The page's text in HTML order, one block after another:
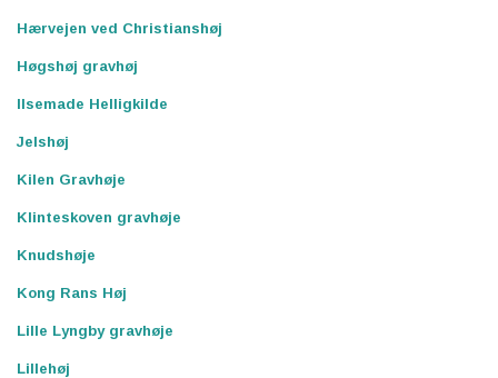
Hærvejen ved Christianshøj
Høgshøj gravhøj
Ilsemade Helligkilde
Jelshøj
Kilen Gravhøje
Klinteskoven gravhøje
Knudshøje
Kong Rans Høj
Lille Lyngby gravhøje
Lillehøj